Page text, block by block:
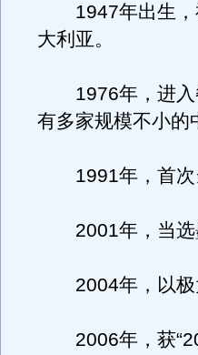
1947年出生，
大利亚。
1976年，进入
有多家规模不小的
1991年，首次
2001年，当选
2004年，以极
2006年，获